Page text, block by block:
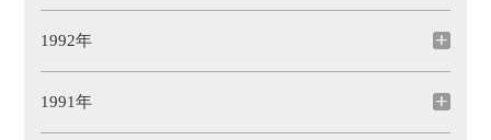
1992年
1991年